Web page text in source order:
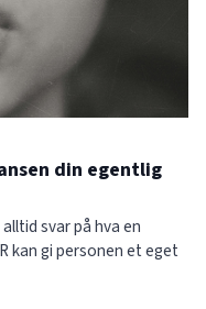
din egentlig
svar på hva en
kan gi personen et eget